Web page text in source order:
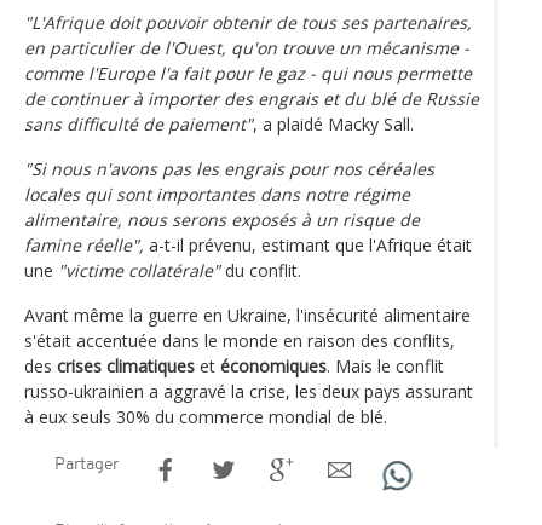
"L'Afrique doit pouvoir obtenir de tous ses partenaires,
en particulier de l'Ouest, qu'on trouve un mécanisme -
comme l'Europe l'a fait pour le gaz - qui nous permette
de continuer à importer des engrais et du blé de Russie
sans difficulté de paiement", a plaidé Macky Sall.
"Si nous n'avons pas les engrais pour nos céréales
locales qui sont importantes dans notre régime
alimentaire, nous serons exposés à un risque de
famine réelle", a-t-il prévenu, estimant que l'Afrique était
une "victime collatérale"du conflit.
Avant même la guerre en Ukraine, l'insécurité alimentaire
s'était accentuée dans le monde en raison des conflits,
des crises climatiques et économiques. Mais le conflit
russo-ukrainien a aggravé la crise, les deux pays assurant
à eux seuls 30% du commerce mondial de blé.
Partager